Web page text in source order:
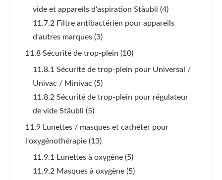
vide et appareils d'aspiration Stäubli (4)
11.7.2 Filtre antibactérien pour appareils
d'autres marques (3)
11.8 Sécurité de trop-plein (10)
11.8.1 Sécurité de trop-plein pour Universal /
Univac / Minivac (5)
11.8.2 Sécurité de trop-plein pour régulateur
de vide Stäubli (5)
11.9 Lunettes / masques et cathéter pour
l'oxygénothérapie (13)
11.9.1 Lunettes à oxygène (5)
11.9.2 Masques à oxygène (5)